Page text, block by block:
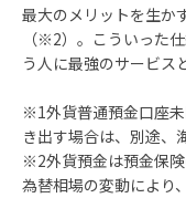
最大のメリットを生か
（※2）。こういった
う人に最強のサービス
※1外貨普通預金口座
き出す場合は、別途、
※2外貨預金は預金保
為替相場の変動により